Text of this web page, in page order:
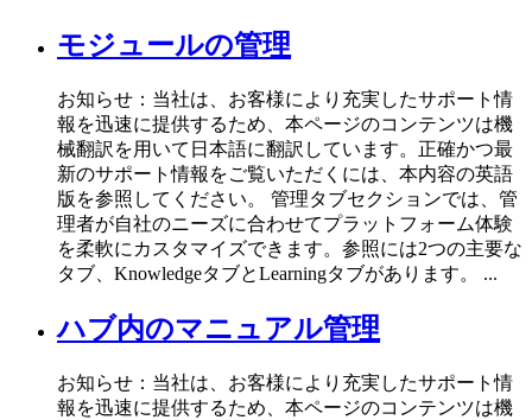
モジュールの管理
お知らせ：当社は、お客様により充実したサポート情
報を迅速に提供するため、本ページのコンテンツは機
械翻訳を用いて日本語に翻訳しています。正確かつ最
新のサポート情報をご覧いただくには、本内容の英語
版を参照してください。 管理タブセクションでは、管
理者が自社のニーズに合わせてプラットフォーム体験
を柔軟にカスタマイズできます。参照には2つの主要な
タブ、KnowledgeタブとLearningタブがあります。 ...
ハブ内のマニュアル管理
お知らせ：当社は、お客様により充実したサポート情
報を迅速に提供するため、本ページのコンテンツは機